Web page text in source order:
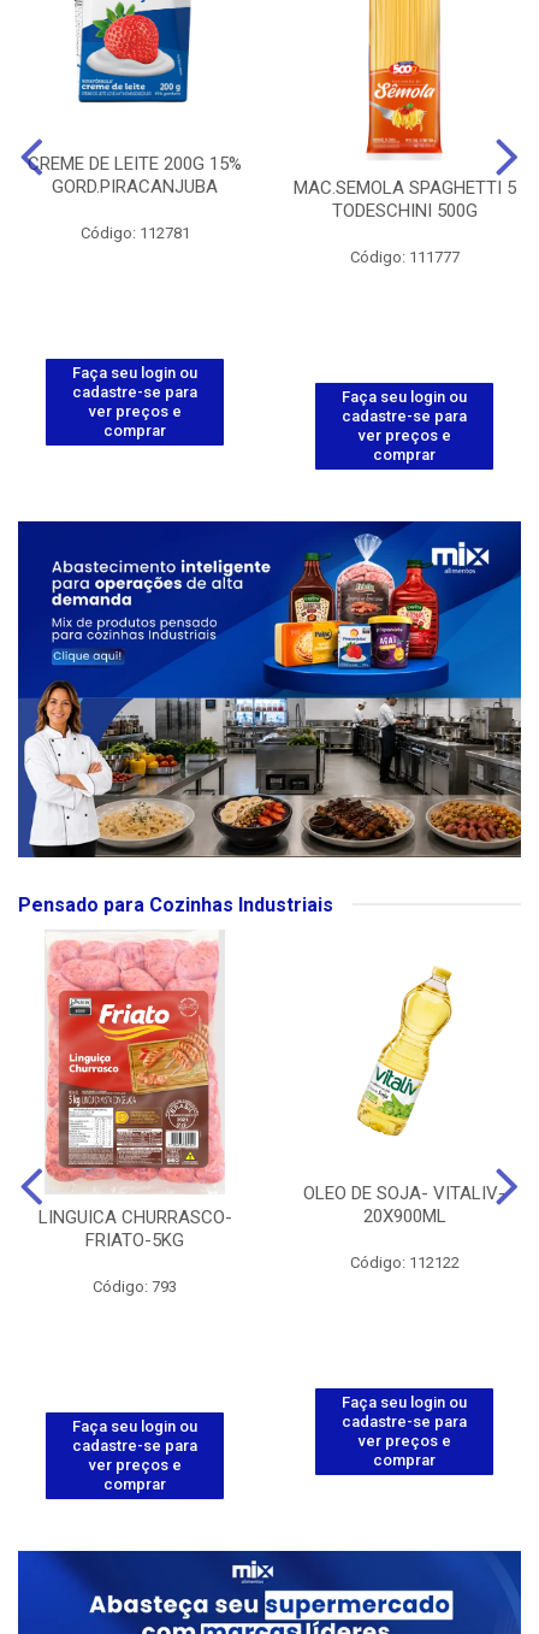
CREME DE LEITE 200G 15%
GORD.PIRACANJUBA
Código: 112781
Faça seu login ou
cadastre-se para
ver preços e
comprar
MAC.SEMOLA SPAGHETTI 5
TODESCHINI 500G
Código: 111777
Faça seu login ou
cadastre-se para
ver preços e
comprar
Pensado para Cozinhas Industriais
LINGUICA CHURRASCO-
FRIATO-5KG
Código: 793
Faça seu login ou
cadastre-se para
ver preços e
comprar
OLEO DE SOJA- VITALIV-
20X900ML
Código: 112122
Faça seu login ou
cadastre-se para
ver preços e
comprar